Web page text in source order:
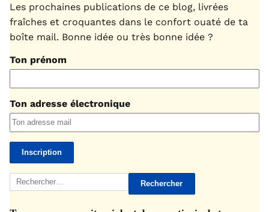
Les prochaines publications de ce blog, livrées
fraîches et croquantes dans le confort ouaté de ta
boîte mail. Bonne idée ou très bonne idée ?
Ton prénom
Ton adresse électronique
Rechercher :